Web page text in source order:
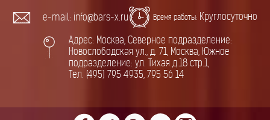
e-mail: info@bars-x.ru Время работы: Круглосуточно
Адрес: Москва, Северное подразделение:
Новослободская ул., д. 71, Москва, Южное
подразделение: ул. Тихая д.18 стр.1,
Тел. (495) 795 4935, 795 56 14